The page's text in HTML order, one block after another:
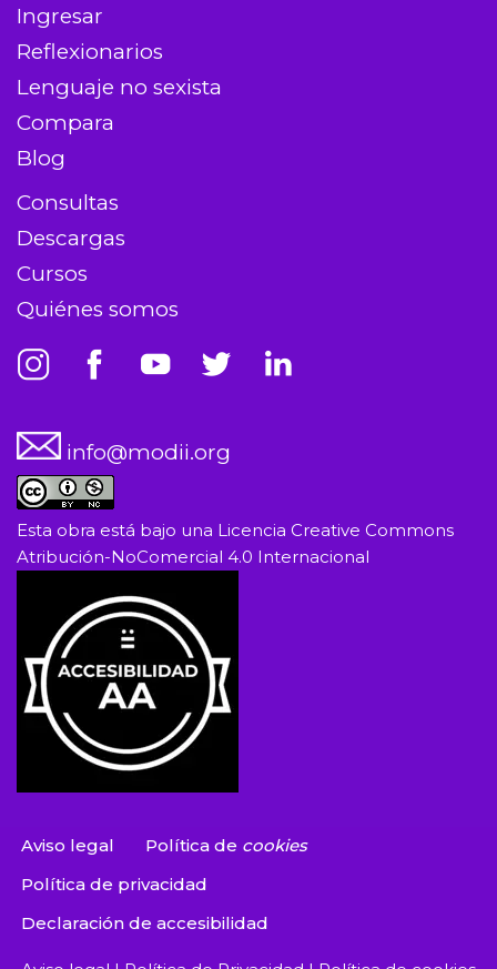
Ingresar
Reflexionarios
Lenguaje no sexista
Compara
Blog
Consultas
Descargas
Cursos
Quiénes somos
info@modii.org
Esta obra está bajo una Licencia Creative Commons
Atribución-NoComercial 4.0 Internacional
Aviso legal Política de cookies
Política de privacidad
Declaración de accesibilidad